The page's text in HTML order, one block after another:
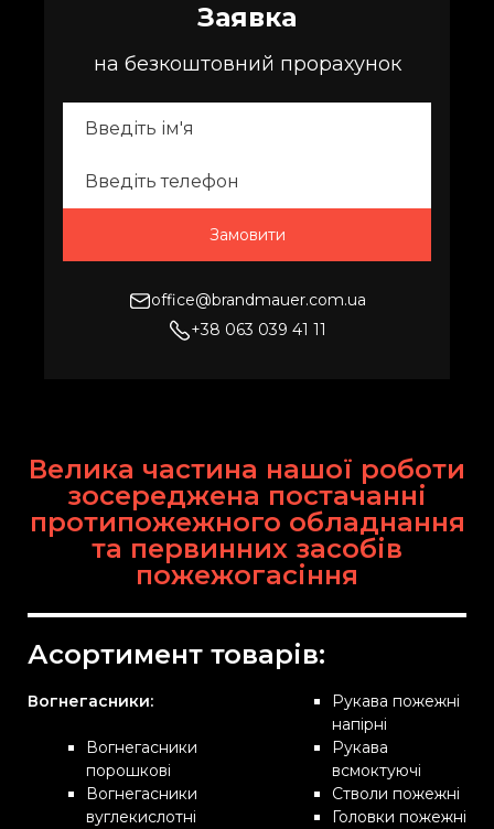
Заявка
на безкоштовний прорахунок
office@brandmauer.com.ua
+38 063 039 41 11
Велика частина нашої роботи
зосереджена постачанні
протипожежного обладнання
та первинних засобів
пожежогасіння
Асортимент товарів:
Вогнегасники:
Вогнегасники
порошкові
Вогнегасники
вуглекислотні
Рукава пожежні
напірні
Рукава
всмоктуючі
Стволи пожежні
Головки пожежні